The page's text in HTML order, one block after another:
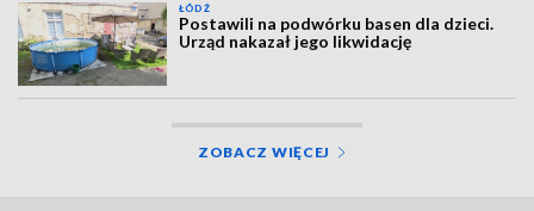
ŁÓDŹ
Postawili na podwórku basen dla dzieci.
Urząd nakazał jego likwidację
ZOBACZ WIĘCEJ